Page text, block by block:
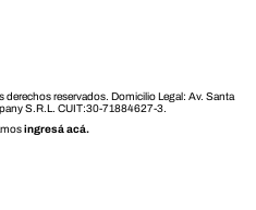
reservados.
ingresá acá.